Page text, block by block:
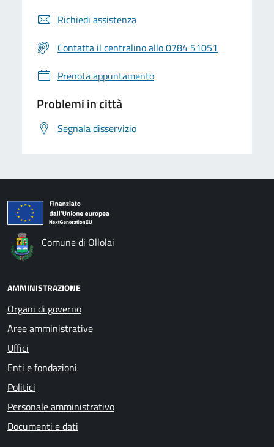
Richiedi assistenza
Contatta il centralino allo 0784 51051
Prenota appuntamento
Problemi in città
Segnala disservizio
Comune di Ollolai
AMMINISTRAZIONE
Organi di governo
Aree amministrative
Uffici
Enti e fondazioni
Politici
Personale amministrativo
Documenti e dati